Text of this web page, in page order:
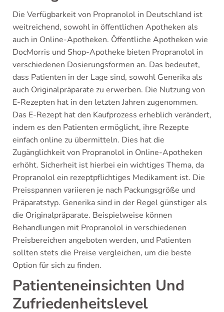
Die Verfügbarkeit von Propranolol in Deutschland ist
weitreichend, sowohl in öffentlichen Apotheken als
auch in Online-Apotheken. Öffentliche Apotheken wie
DocMorris und Shop-Apotheke bieten Propranolol in
verschiedenen Dosierungsformen an. Das bedeutet,
dass Patienten in der Lage sind, sowohl Generika als
auch Originalpräparate zu erwerben. Die Nutzung von
E-Rezepten hat in den letzten Jahren zugenommen.
Das E-Rezept hat den Kaufprozess erheblich verändert,
indem es den Patienten ermöglicht, ihre Rezepte
einfach online zu übermitteln. Dies hat die
Zugänglichkeit von Propranolol in Online-Apotheken
erhöht. Sicherheit ist hierbei ein wichtiges Thema, da
Propranolol ein rezeptpflichtiges Medikament ist. Die
Preisspannen variieren je nach Packungsgröße und
Präparatstyp. Generika sind in der Regel günstiger als
die Originalpräparate. Beispielweise können
Behandlungen mit Propranolol in verschiedenen
Preisbereichen angeboten werden, und Patienten
sollten stets die Preise vergleichen, um die beste
Option für sich zu finden.
Patienteneinsichten Und
Zufriedenheitslevel